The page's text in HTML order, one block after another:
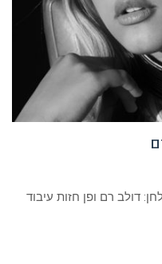
דולב רם ופן חזות עיבוד